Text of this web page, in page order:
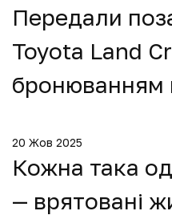
Передали
Toyota Land
бронюванням
20 Жов 2025
Кожна така
— врятовані